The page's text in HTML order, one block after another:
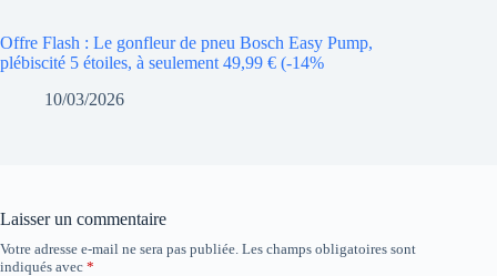
Offre Flash : Le gonfleur de pneu Bosch Easy Pump,
plébiscité 5 étoiles, à seulement 49,99 € (-14%
10/03/2026
Laisser un commentaire
Votre adresse e-mail ne sera pas publiée. Les champs obligatoires sont
indiqués avec *